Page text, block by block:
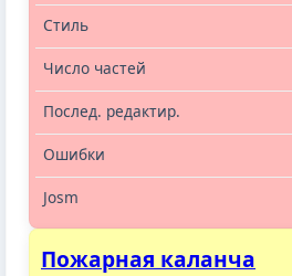
Пожарная каланча